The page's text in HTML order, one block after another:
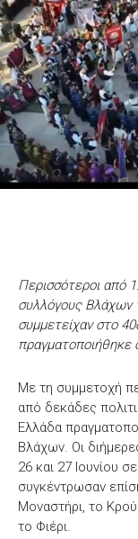
Περισσότεροι από
συλλόγους Βλάχων
συμμετείχαν στο
πραγματοποιήθηκε
Με τη συμμετοχή
από δεκάδες
Ελλάδα
Βλάχων. Οι
26 και 27 Ιουνίου
συγκέντρωσαν
Μοναστήρι, το
το Φιέρι.